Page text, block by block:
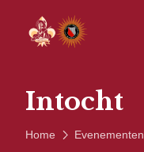
Intocht
Home Evenementen